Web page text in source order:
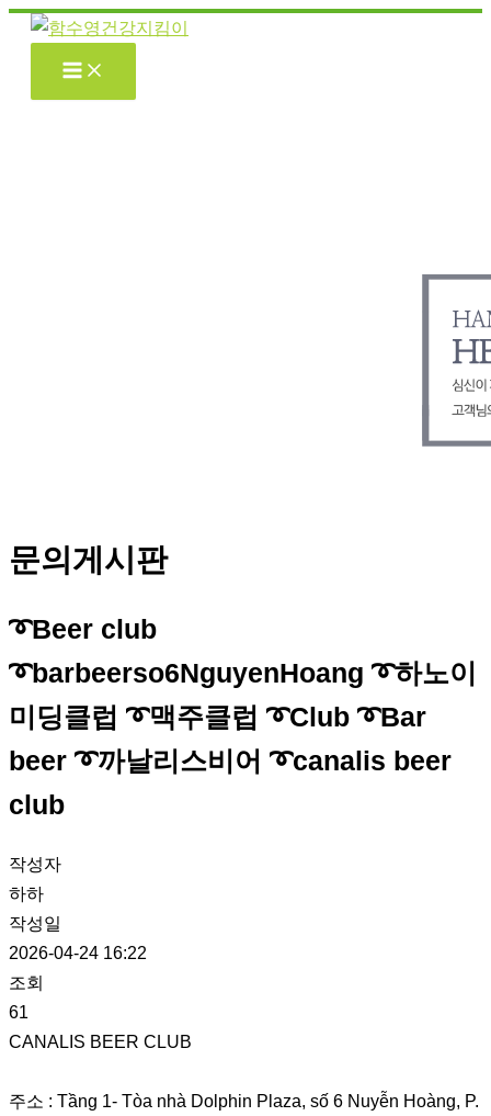
문의게시판
➰Beer club
➰barbeerso6NguyenHoang ➰하노이
미딩클럽 ➰맥주클럽 ➰Club ➰Bar
beer ➰까날리스비어 ➰canalis beer
club
작성자
하하
작성일
2026-04-24 16:22
조회
61
CANALIS BEER CLUB
주소 : Tầng 1- Tòa nhà Dolphin Plaza, số 6 Nuyễn Hoàng, P.